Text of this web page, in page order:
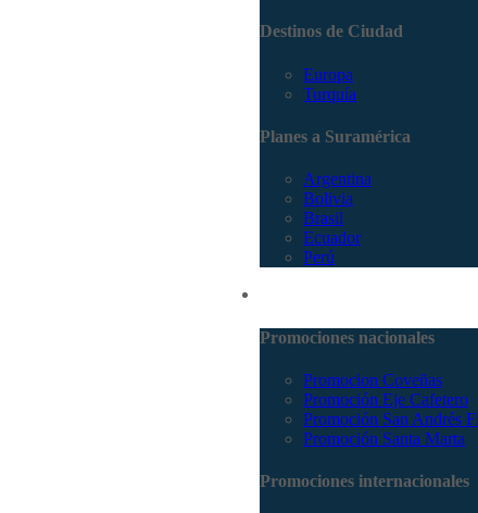
Destinos de Ciudad
Europa
Turquía
Planes a Suramérica
Argentina
Bolivia
Brasil
Ecuador
Perú
Promociones nacionales
Promocion Coveñas
Promoción Eje Cafetero
Promoción San Andrés
Promoción Santa Marta
Promociones internacionales